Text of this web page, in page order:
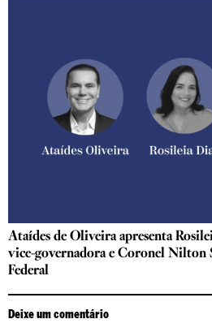
Ataídes de Oliveira apresenta
vice-governadora e Coronel Nilton
Federal
Deixe um comentário